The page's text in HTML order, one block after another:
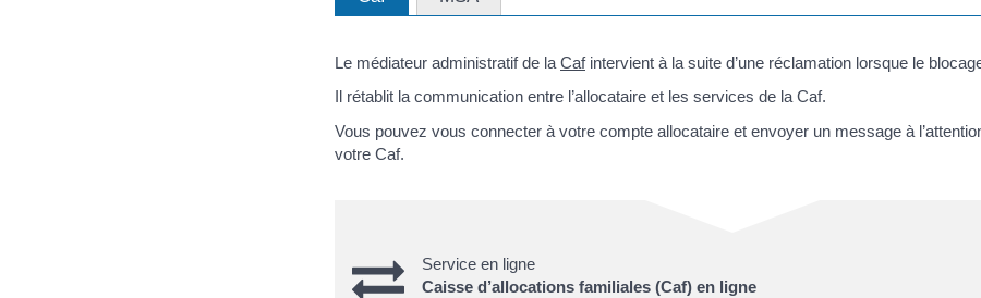
Le médiateur administratif de la Cafintervient à la suite d’une réclamation lorsque le
Il rétablit la communication entre l’allocataire et les services de la Caf.
Vous pouvez vous connecter à votre compte allocataire et envoyer un message à
votre Caf.
Service en ligne
Caisse d’allocations familiales (Caf) en ligne